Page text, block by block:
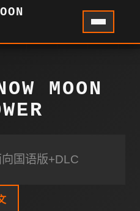
MOON
国语版+DLC